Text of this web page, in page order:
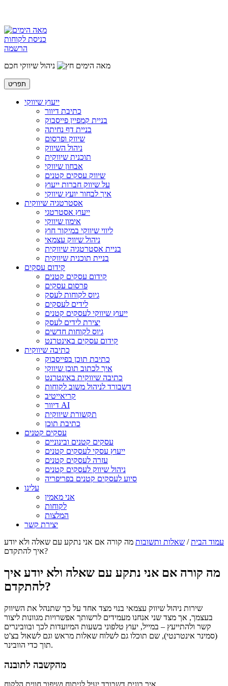
כניסת לקוחות
הרשמה
מאה הימים
ניהול שיווקי חכם
תפריט
ייעוץ שיווקי
כתיבת דיוור
בניית קמפיין פייסבוק
בניית דף נחיתה
שיווק ופרסום
ניהול השיווק
תוכנית שיווקית
אבחון שיווקי
שיווק עסקים קטנים
על שיווק חברות ייעוץ
איך לבחור יועץ שיווקי
אסטרטגיה שיווקית
ייעוץ אסטרטגי
אימון שיווקי
ליווי שיווקי במיקור חוץ
ניהול שיווק עצמאי
בניית אסטרטגיה שיווקית
בניית תוכנית שיווקית
קידום עסקים
קידום עסקים קטנים
פרסום עסקים
גיוס לקוחות לעסק
לידים לעסקים
ייעוץ שיווקי לעסקים קטנים
יצירת לידים לעסק
גיוס לקוחות חדשים
קידום עסקים באינטרנט
כתיבה שיווקית
כתיבת תוכן בפייסבוק
איך לכתוב תוכן שיווקי
כתיבה שיווקית באינטרנט
דשבורד לניהול משוב לקוחות
קריאייטיב
דיוור AI
תקשורת שיווקית
כתיבת תוכן
עסקים קטנים
עסקים קטנים ובינוניים
ייעוץ עסקי לעסקים קטנים
עזרה לעסקים קטנים
ניהול שיווק לעסקים קטנים
סיוע לעסקים קטנים בפריפריה
עלינו
אני מאמין
לקוחות
המלצות
יצירת קשר
עמוד הבית/ שאלות ותשובות מה קורה אם אני נתקע עם שאלה ולא יודע
איך להתקדם?
מה קורה אם אני נתקע עם שאלה ולא יודע איך
להתקדם?
שירות ניהול שיווק עצמאי בנוי מצד אחד על כך שתנהל את השיווק
בעצמך, אך מצד שני אנחנו מעמידים לרשותך אפשרויות מגוונות ליצור
קשר ולהתייעץ – במייל, יעוץ טלפוני בשעות המיועדות לכך ובוובינרים
(סמינר אינטרנטי), שם תוכלו גם לשלוח שאלות מראש וגם לשאול בצ'ט
תוך כדי הוובינר.
מהקשבה לתובנה